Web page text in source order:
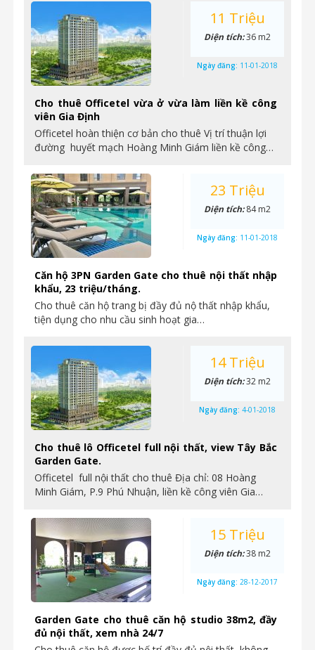
Cho thuê Officetel vừa ở vừa làm liền kề công
viên Gia Định
Officetel hoàn thiện cơ bản cho thuê Vị trí thuận lợi
đường huyết mạch Hoàng Minh Giám liền kề công…
11 Triệu
Diện tích:36 m2
Ngày đăng: 11-01-2018
Căn hộ 3PN Garden Gate cho thuê nội thất nhập
khẩu, 23 triệu/tháng.
Cho thuê căn hộ trang bị đầy đủ nộ thất nhập khẩu,
tiện dụng cho nhu cầu sinh hoạt gia…
23 Triệu
Diện tích:84 m2
Ngày đăng: 11-01-2018
Cho thuê lô Officetel full nội thất, view Tây Bắc
Garden Gate.
Officetel full nội thất cho thuê Địa chỉ: 08 Hoàng
Minh Giám, P.9 Phú Nhuận, liền kề công viên Gia…
14 Triệu
Diện tích:32 m2
Ngày đăng: 4-01-2018
Garden Gate cho thuê căn hộ studio 38m2, đầy
đủ nội thất, xem nhà 24/7
15 Triệu
Diện tích:38 m2
Ngày đăng: 28-12-2017